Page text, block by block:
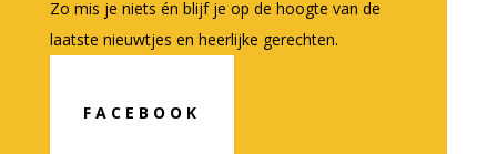
Zo mis je niets én blijf je op de hoogte van de
laatste nieuwtjes en heerlijke gerechten.
FACEBOOK